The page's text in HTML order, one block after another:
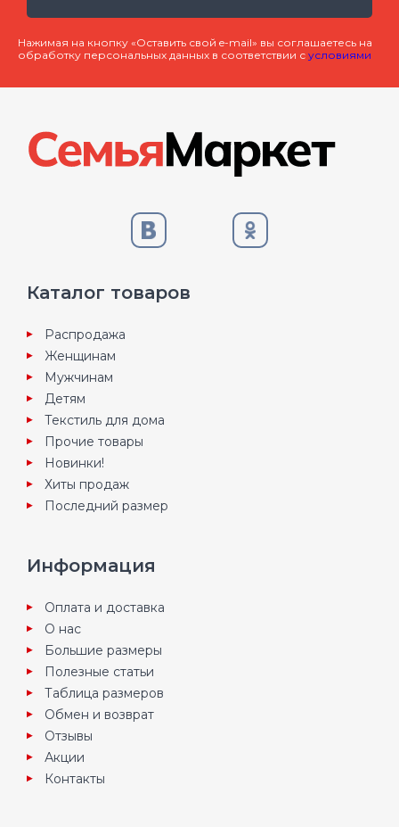
Нажимая на кнопку «Оставить свой e-mail» вы соглашаетесь на
обработку персональных данных в соответствии с условиями
Каталог товаров
Распродажа
Женщинам
Мужчинам
Детям
Текстиль для дома
Прочие товары
Новинки!
Хиты продаж
Последний размер
Информация
Оплата и доставка
О нас
Большие размеры
Полезные статьи
Таблица размеров
Обмен и возврат
Отзывы
Акции
Контакты